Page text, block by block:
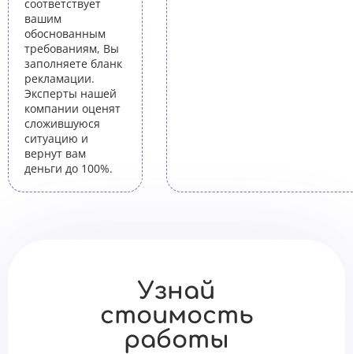
соответствует
вашим
обоснованным
требованиям, Вы
заполняете бланк
рекламации.
Эксперты нашей
компании оценят
сложившуюся
ситуацию и
вернут вам
деньги до 100%.
Узнай
стоимость
работы